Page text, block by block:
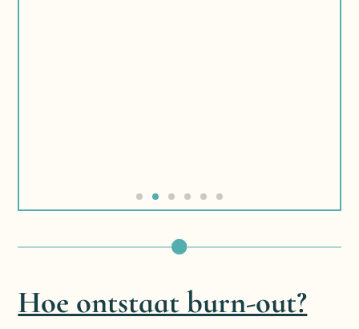
Hoe ontstaat burn-out?